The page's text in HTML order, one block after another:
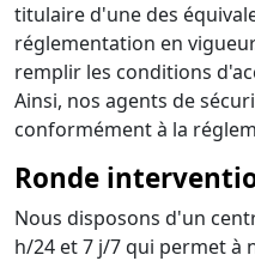
titulaire d'une des
réglementation en
remplir les conditions
Ainsi, nos agents de
conformément à la
Ronde
Nous disposons d'un
h/24 et 7 j/7 qui permet à